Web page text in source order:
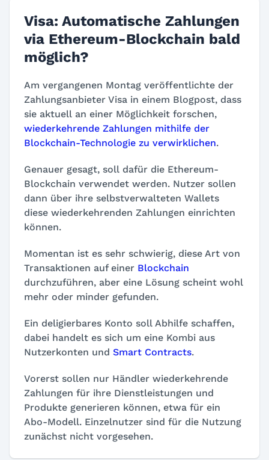
Visa: Automatische Zahlungen
via Ethereum-Blockchain bald
möglich?
Am vergangenen Montag veröffentlichte der
Zahlungsanbieter Visa in einem Blogpost, dass
sie aktuell an einer Möglichkeit forschen,
wiederkehrende Zahlungen mithilfe der
Blockchain-Technologie zu verwirklichen.
Genauer gesagt, soll dafür die Ethereum-
Blockchain verwendet werden. Nutzer sollen
dann über ihre selbstverwalteten Wallets
diese wiederkehrenden Zahlungen einrichten
können.
Momentan ist es sehr schwierig, diese Art von
Transaktionen auf einer Blockchain
durchzuführen, aber eine Lösung scheint wohl
mehr oder minder gefunden.
Ein deligierbares Konto soll Abhilfe schaffen,
dabei handelt es sich um eine Kombi aus
Nutzerkonten und Smart Contracts.
Vorerst sollen nur Händler wiederkehrende
Zahlungen für ihre Dienstleistungen und
Produkte generieren können, etwa für ein
Abo-Modell. Einzelnutzer sind für die Nutzung
zunächst nicht vorgesehen.